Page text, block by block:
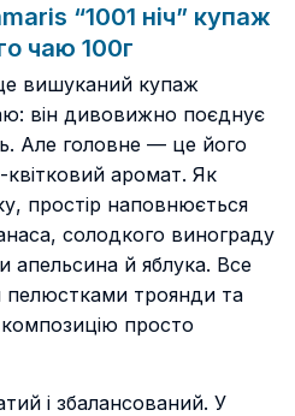
“1001 ніч” купаж
чаю 100г
вишуканий купаж
він дивовижно поєднує
Але головне — це його
аромат. Як
простір наповнюється
солодкого винограду
апельсина й яблука. Все
троянди та
композицію просто
і збалансований. У